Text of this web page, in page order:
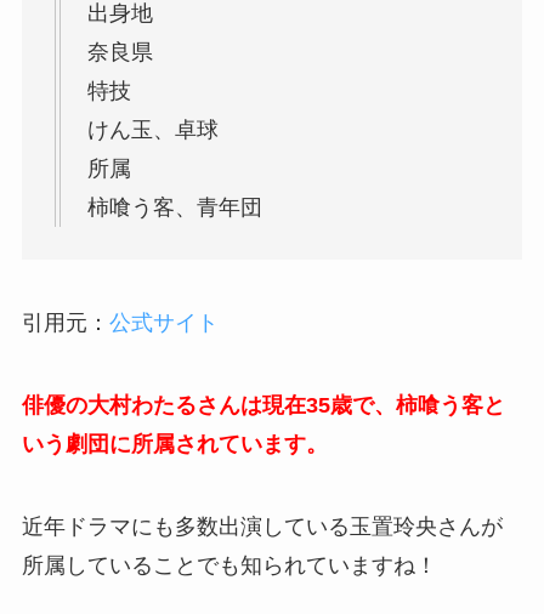
出身地
奈良県
特技
けん玉、卓球
所属
柿喰う客、青年団
引用元： 公式サイト
俳優の大村わたるさんは現在35歳で、柿喰う客と
いう劇団に所属されています。
近年ドラマにも多数出演している玉置玲央さんが
所属していることでも知られていますね！